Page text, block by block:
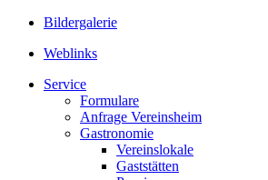
Bildergalerie
Weblinks
Service
Formulare
Anfrage Vereinsheim
Gastronomie
Vereinslokale
Gaststätten